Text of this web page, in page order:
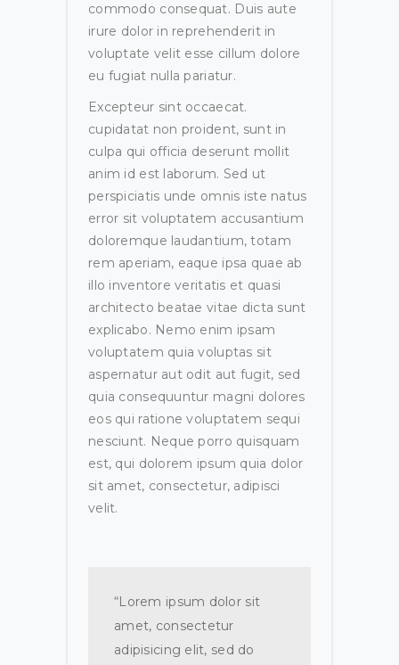
commodo consequat. Duis aute
irure dolor in reprehenderit in
voluptate velit esse cillum dolore
eu fugiat nulla pariatur.
Excepteur sint occaecat.
cupidatat non proident, sunt in
culpa qui officia deserunt mollit
anim id est laborum. Sed ut
perspiciatis unde omnis iste natus
error sit voluptatem accusantium
doloremque laudantium, totam
rem aperiam, eaque ipsa quae ab
illo inventore veritatis et quasi
architecto beatae vitae dicta sunt
explicabo. Nemo enim ipsam
voluptatem quia voluptas sit
aspernatur aut odit aut fugit, sed
quia consequuntur magni dolores
eos qui ratione voluptatem sequi
nesciunt. Neque porro quisquam
est, qui dolorem ipsum quia dolor
sit amet, consectetur, adipisci
velit.
“Lorem ipsum dolor sit
amet, consectetur
adipisicing elit, sed do